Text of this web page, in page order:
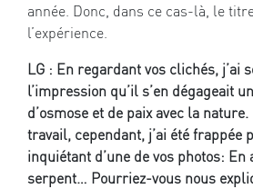
année. Donc, dans ce cas-là, le
l’expérience.
LG : En regardant vos clichés, j’ai
l’impression qu’il s’en dégageait
d’osmose et de paix avec la
travail, cependant, j’ai été frappée
inquiétant d’une de vos photos: En
serpent… Pourriez-vous nous